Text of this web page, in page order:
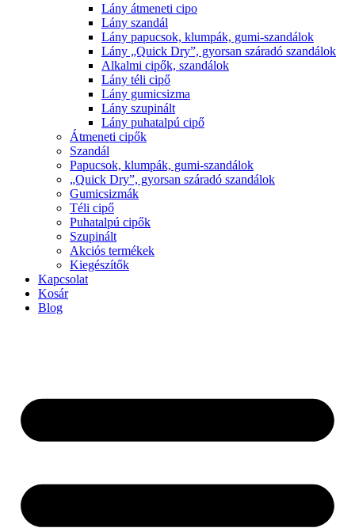
Lány átmeneti cipo
Lány szandál
Lány papucsok, klumpák, gumi-szandálok
Lány „Quick Dry”, gyorsan száradó szandálok
Alkalmi cipők, szandálok
Lány téli cipő
Lány gumicsizma
Lány szupinált
Lány puhatalpú cipő
Átmeneti cipők
Szandál
Papucsok, klumpák, gumi-szandálok
„Quick Dry”, gyorsan száradó szandálok
Gumicsizmák
Téli cipő
Puhatalpú cipők
Szupinált
Akciós termékek
Kiegészítők
Kapcsolat
Kosár
Blog